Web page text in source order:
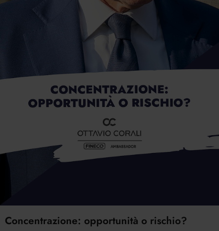
Concentrazione: opportunità o rischio?